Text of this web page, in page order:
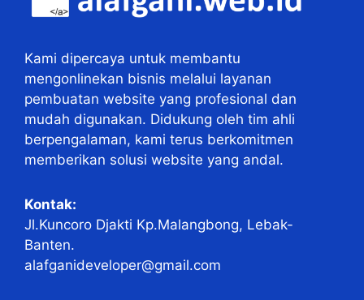
Kami dipercaya untuk membantu
mengonlinekan bisnis melalui layanan
pembuatan website yang profesional dan
mudah digunakan. Didukung oleh tim ahli
berpengalaman, kami terus berkomitmen
memberikan solusi website yang andal.
Kontak:
Jl.Kuncoro Djakti Kp.Malangbong, Lebak-
Banten.
alafganideveloper@gmail.com